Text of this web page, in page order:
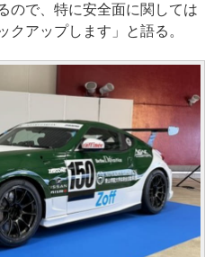
ので、特に安全面に関しては
クアップします」と語る。